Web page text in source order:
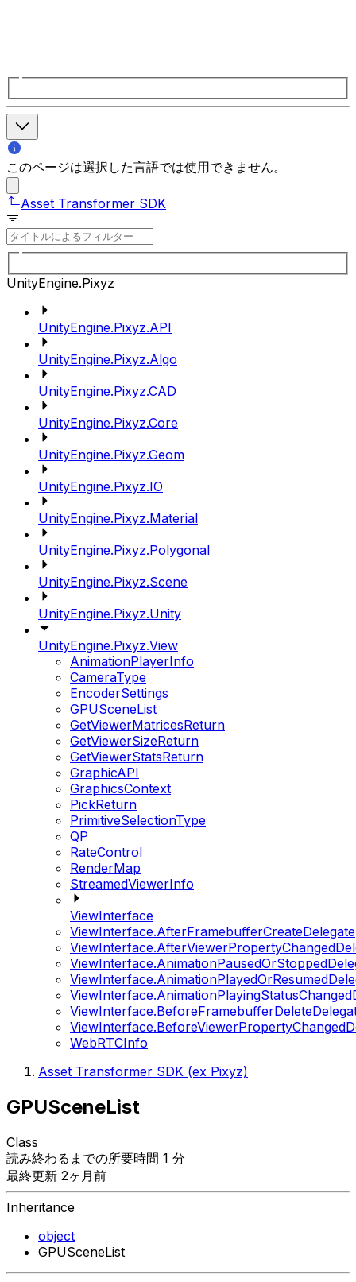
このページは選択した言語では使用できません。
Asset Transformer SDK
UnityEngine.Pixyz
UnityEngine.Pixyz.API
UnityEngine.Pixyz.Algo
UnityEngine.Pixyz.CAD
UnityEngine.Pixyz.Core
UnityEngine.Pixyz.Geom
UnityEngine.Pixyz.IO
UnityEngine.Pixyz.Material
UnityEngine.Pixyz.Polygonal
UnityEngine.Pixyz.Scene
UnityEngine.Pixyz.Unity
UnityEngine.Pixyz.View
AnimationPlayerInfo
CameraType
EncoderSettings
GPUSceneList
GetViewerMatricesReturn
GetViewerSizeReturn
GetViewerStatsReturn
GraphicAPI
GraphicsContext
PickReturn
PrimitiveSelectionType
QP
RateControl
RenderMap
StreamedViewerInfo
ViewInterface
ViewInterface.AfterFramebufferCreateDelegate
WebRTCInfo
Asset Transformer SDK (ex Pixyz)
GPUSceneList
Class
読み終わるまでの所要時間 1 分
最終更新 2ヶ月前
Inheritance
object
GPUSceneList